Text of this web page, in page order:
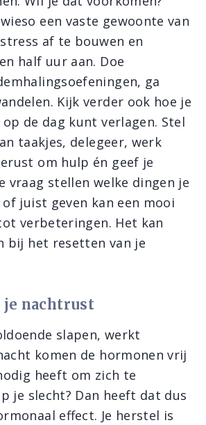
een vaste gewoonte van
af te bouwen en
half uur aan. Doe
ga
Kijk verder ook hoe je
de dag kunt verlagen. Stel
taakjes, delegeer, werk
om hulp én geef je
vraag stellen welke dingen je
juist geven kan een mooi
verbeteringen. Het kan
bij het resetten van je
je nachtrust
slapen, werkt
komen de hormonen vrij
heeft om zich te
je slecht? Dan heeft dat dus
effect. Je herstel is